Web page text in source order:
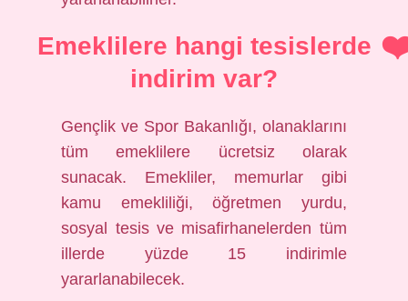
Emeklilere hangi tesislerde
indirim var?
Gençlik ve Spor Bakanlığı, olanaklarını
tüm emeklilere ücretsiz olarak
sunacak. Emekliler, memurlar gibi
kamu emekliliği, öğretmen yurdu,
sosyal tesis ve misafirhanelerden tüm
illerde yüzde 15 indirimle
yararlanabilecek.